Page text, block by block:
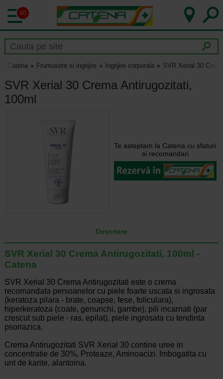
40
Catena Frumusete si ingrijire Ingrijire corporala SVR Xerial 30
SVR Xerial 30 Crema Antirugozitati,
100ml
Te asteptam la Catena cu sfaturi
si recomandari
Descriere
SVR Xerial 30 Crema Antirugozitati, 100ml -
Catena
SVR Xerial 30 Crema Antirugozitati este o crema
recomandata persoanelor cu piele foarte uscata si ingrosata
(keratoza pilara - brate, coapse, fese, foliculara),
hiperkeratoza (coate, genunchi, gambe), pili incarnati (par
crescut sub piele - ras, epilat), piele ingrosata cu tendinta
psoriazica.
Crema Antirugozitati SVR Xerial 30 contine uree in
concentratie de 30%, Proteaze, Aminoacizi. Imbogatita cu
unt de karite, alantoina.